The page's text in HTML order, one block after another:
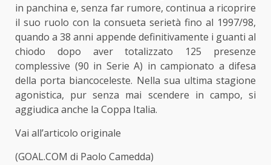
in panchina e, senza far rumore, continua a ricoprire
il suo ruolo con la consueta serietà fino al 1997/98,
quando a 38 anni appende definitivamente i guanti al
chiodo dopo aver totalizzato 125 presenze
complessive (90 in Serie A) in campionato a difesa
della porta biancoceleste. Nella sua ultima stagione
agonistica, pur senza mai scendere in campo, si
aggiudica anche la Coppa Italia.
Vai all’articolo originale
(GOAL.COM di Paolo Camedda)